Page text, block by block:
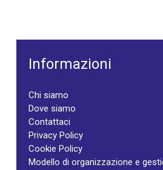
Informazioni
Chi siamo
Dove siamo
Contattaci
Privacy Policy
Cookie Policy
Modello di organizzazione e